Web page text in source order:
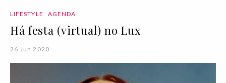
LIFESTYLE AGENDA
Há festa (virtual) no Lux
26 Jun 2020